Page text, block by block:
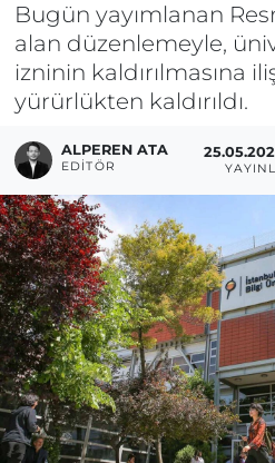
Bugün yayımlanan
alan düzenlemeyle,
izninin kaldırılmasına
yürürlükten kaldırıldı.
ALPEREN ATA
EDITÖR